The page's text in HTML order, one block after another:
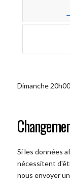
Dimanche
Si les données
nécessitent
nous envoyer un